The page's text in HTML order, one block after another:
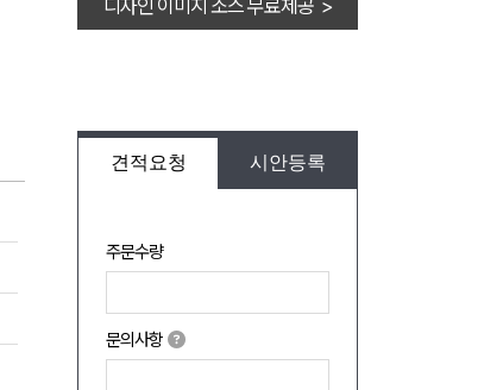
디자인 이미지 소스 무료제공 >
견적요청 시안등록
주문수량
문의사항